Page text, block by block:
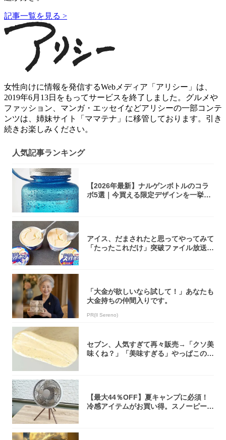
記事一覧を見る >
女性向けに情報を発信するWebメディア「アリシー」は、
2019年6月13日をもってサービスを終了しました。グルメや
ファッション、マンガ・エッセイなどアリシーの一部コンテ
ンツは、姉妹サイト「ママテナ」に移管しております。引き
続きお楽しみください。
人気記事ランキング
【2026年最新】ナルゲンボトルのコラ
ボ5選｜今買える限定デザインを一挙紹
アイス、だまされたと思ってやってみて
「たったこれだけ」突破ファイル放送で
「大金が欲しいなら試して！」あなたも
大金持ちの仲間入りです。
PR(Il Sereno)
セブン、人気すぎて再々販売→「クソ美
味くね？」「美味すぎる」やっぱこのク
【最大44％OFF】夏キャンプに必須！
冷感アイテムがお買い得。スノーピー